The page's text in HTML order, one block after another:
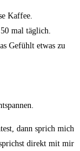
Kaffee.
mal täglich.
Gefühlt etwas zu
dann sprich mich
direkt mit mir